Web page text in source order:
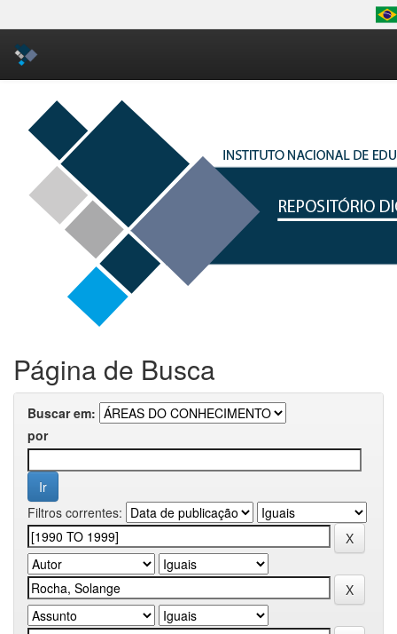
Skip
navigation
Página de Busca
Buscar em:
por
Filtros correntes: